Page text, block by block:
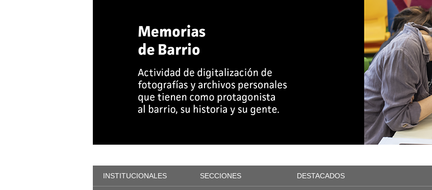
INSTITUCIONALES SECCIONES DESTACADOS